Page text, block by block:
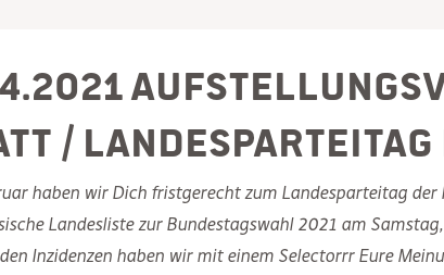
/ Landesparteitag
haben wir Dich fristgerecht zum Landesparteitag der
Landesliste zur Bundestagswahl 2021 am
Inzidenzen haben wir mit einem Selectorrr Eure